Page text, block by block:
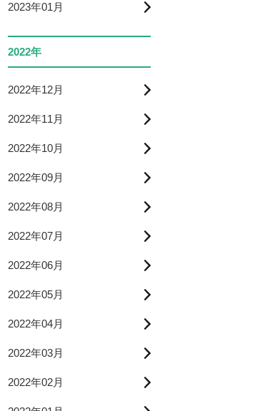
2023年01月
2022年
2022年12月
2022年11月
2022年10月
2022年09月
2022年08月
2022年07月
2022年06月
2022年05月
2022年04月
2022年03月
2022年02月